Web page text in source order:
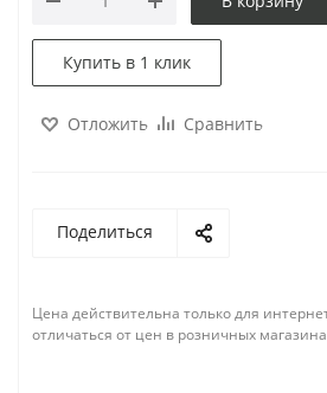
Купить в 1 клик
Отложить Сравнить
Поделиться
Цена действительна только для
отличаться от цен в розничных